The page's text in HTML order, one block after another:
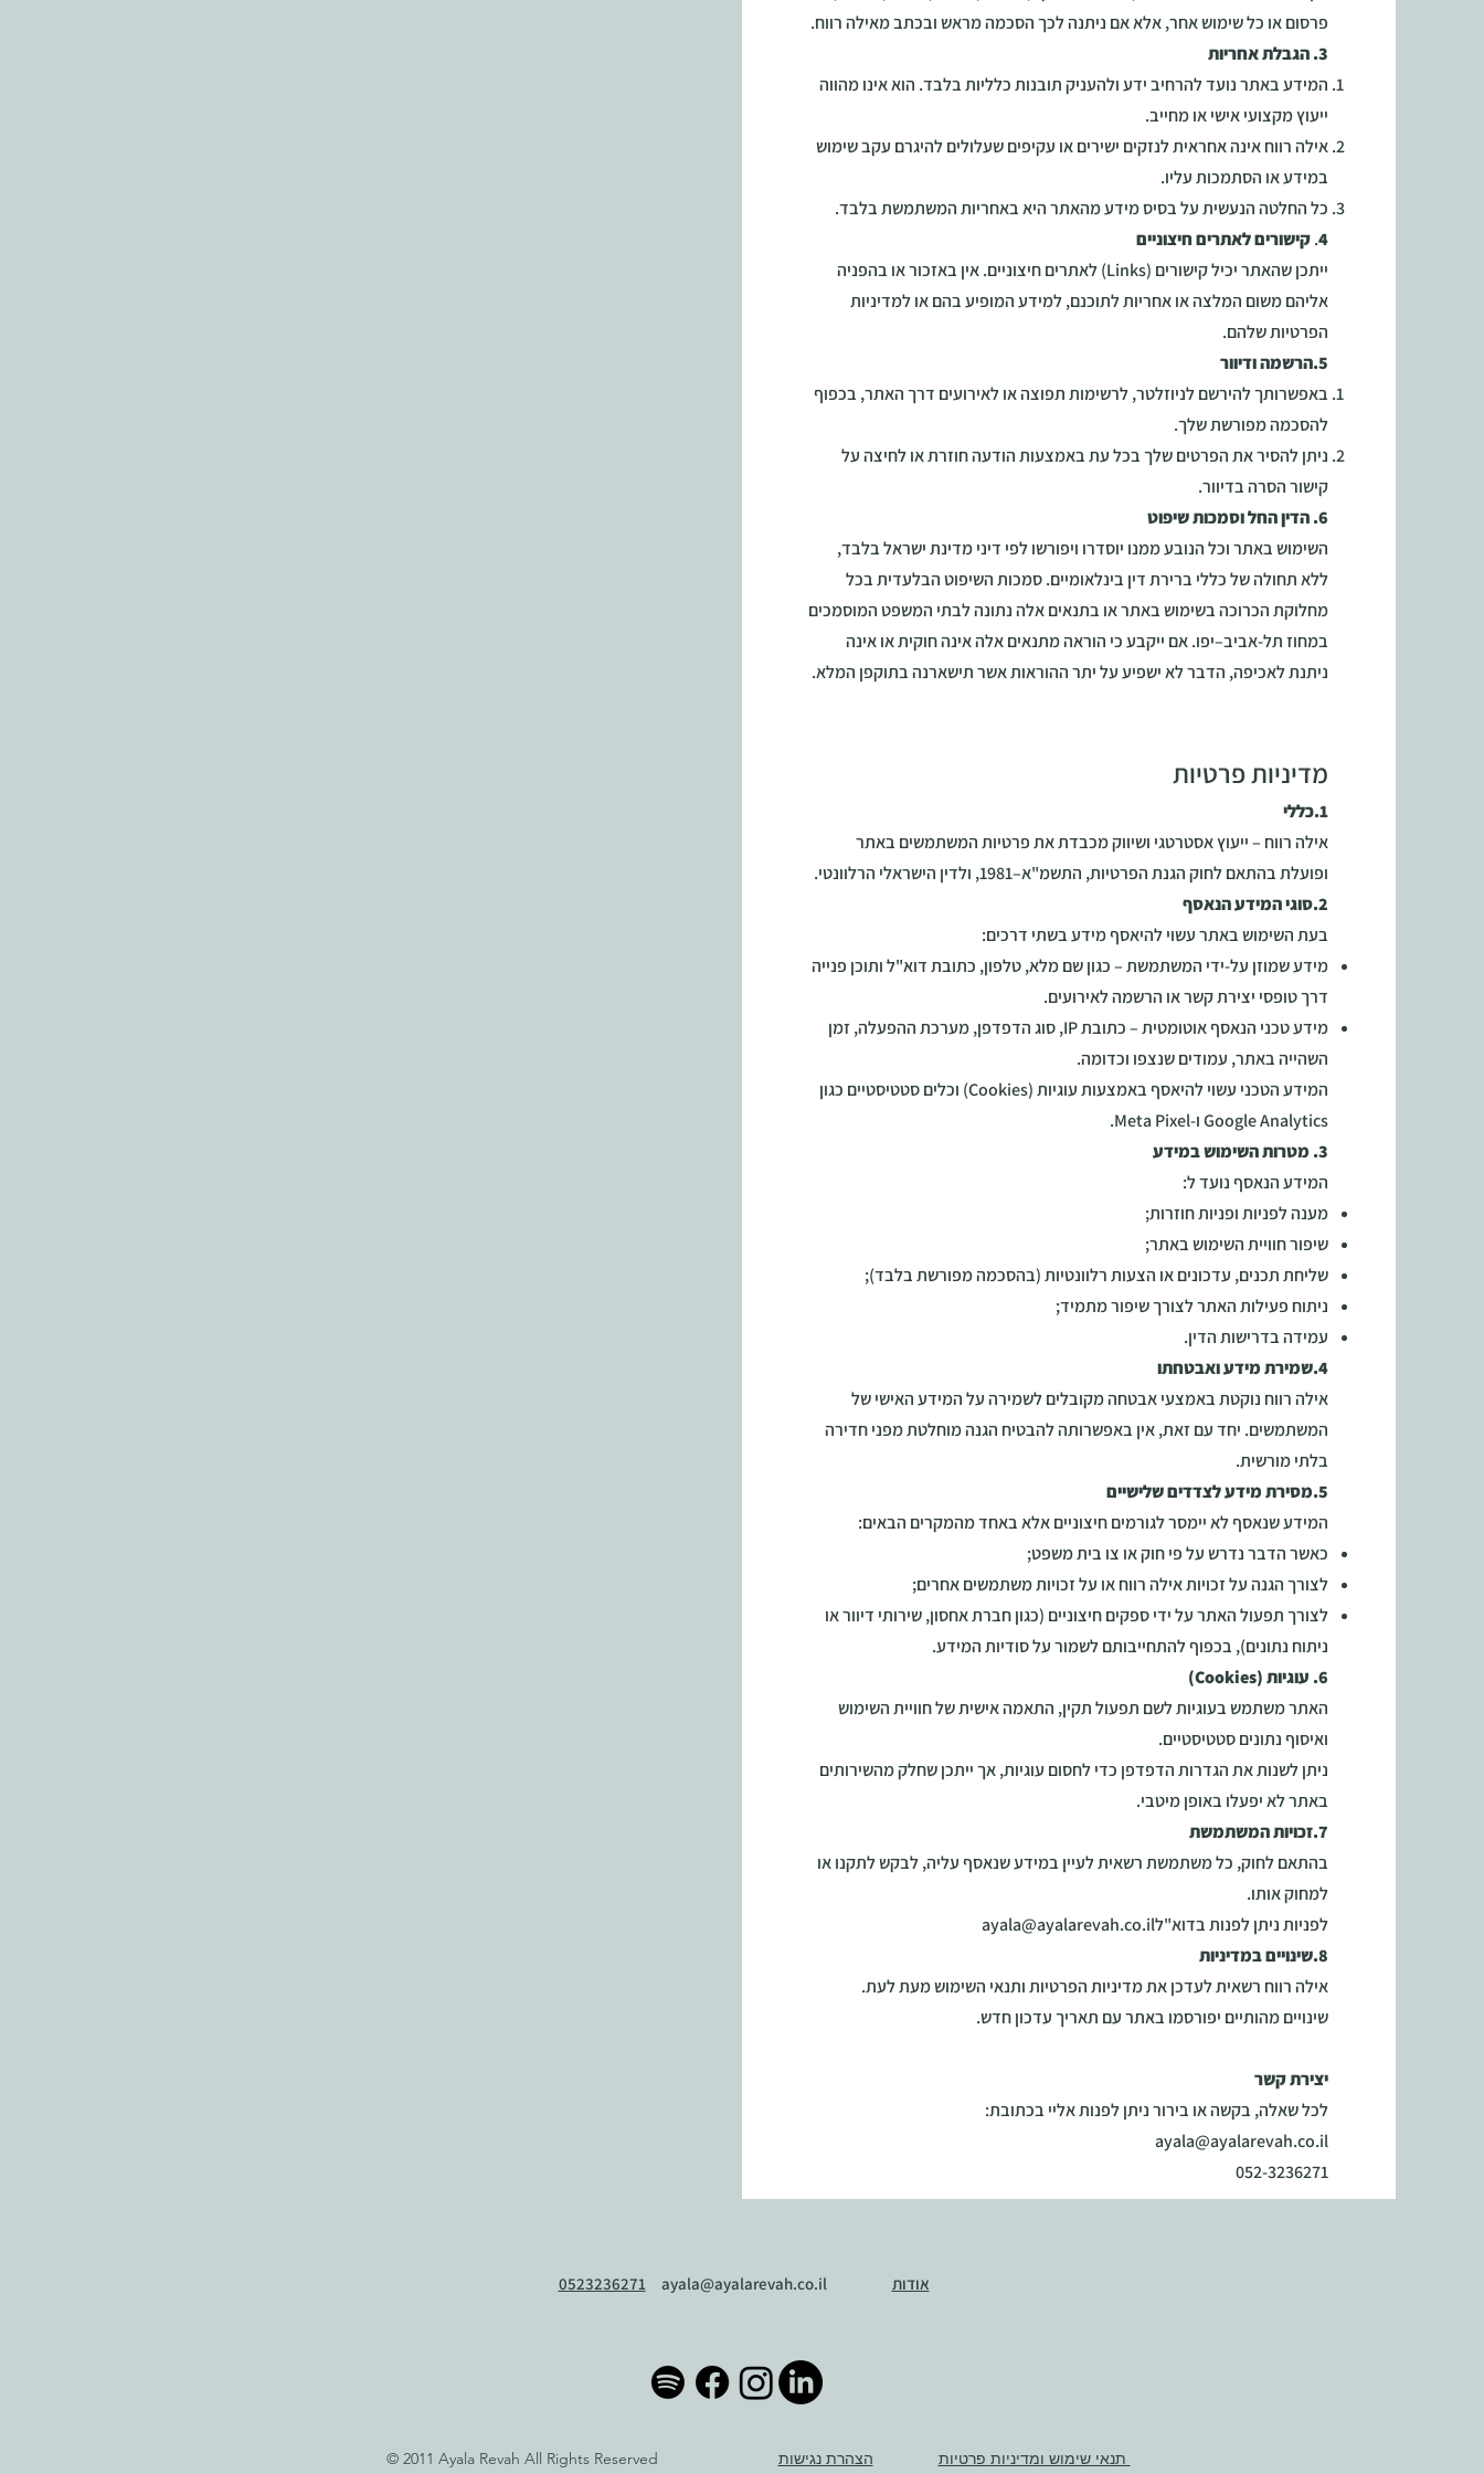
פרסום או כל שימוש אחר, אלא אם ניתנה לכך הסכמה מראש ובכתב מאילה רווח.
3. הגבלת אחריות
המידע באתר נועד להרחיב ידע ולהעניק תובנות כלליות בלבד. הוא אינו מהווה
ייעוץ מקצועי אישי או מחייב.
אילה רווח אינה אחראית לנזקים ישירים או עקיפים שעלולים להיגרם עקב שימוש
במידע או הסתמכות עליו.
כל החלטה הנעשית על בסיס מידע מהאתר היא באחריות המשתמשת בלבד.
4
.קישורים לאתרים חיצוניים
ייתכן שהאתר יכיל קישורים (Links) לאתרים חיצוניים. אין באזכור או בהפניה
אליהם משום המלצה או אחריות לתוכנם, למידע המופיע בהם או למדיניות
הפרטיות שלהם.
5.הרשמה ודיוור
באפשרותך להירשם לניוזלטר, לרשימות תפוצה או לאירועים דרך האתר, בכפוף
להסכמה מפורשת שלך.
ניתן להסיר את הפרטים שלך בכל עת באמצעות הודעה חוזרת או לחיצה על
קישור הסרה בדיוור.
6. הדין החל וסמכות שיפוט
השימוש באתר וכל הנובע ממנו יוסדרו ויפורשו לפי דיני מדינת ישראל בלבד,
ללא תחולה של כללי ברירת דין בינלאומיים. סמכות השיפוט הבלעדית בכל
מחלוקת הכרוכה בשימוש באתר או בתנאים אלה נתונה לבתי המשפט המוסמכים
במחוז תל-אביב–יפו. אם ייקבע כי הוראה מתנאים אלה אינה חוקית או אינה
ניתנת לאכיפה, הדבר לא ישפיע על יתר ההוראות אשר תישארנה בתוקפן המלא.
מדיניות פרטיות
1.כללי
אילה רווח – ייעוץ אסטרטגי ושיווק מכבדת את פרטיות המשתמשים באתר
ופועלת בהתאם לחוק הגנת הפרטיות, התשמ"א–1981, ולדין הישראלי הרלוונטי.
2.סוגי המידע הנאסף
בעת השימוש באתר עשוי להיאסף מידע בשתי דרכים:
מידע שמוזן על-ידי המשתמשת – כגון שם מלא, טלפון, כתובת דוא"ל ותוכן פנייה
דרך טופסי יצירת קשר או הרשמה לאירועים.
מידע טכני הנאסף אוטומטית – כתובת IP, סוג הדפדפן, מערכת ההפעלה, זמן
השהייה באתר, עמודים שנצפו וכדומה.
המידע הטכני עשוי להיאסף באמצעות עוגיות (Cookies) וכלים סטטיסטיים כגון
Google Analytics ו-Meta Pixel.
3. מטרות השימוש במידע
המידע הנאסף נועד ל:
מענה לפניות ופניות חוזרות;
שיפור חוויית השימוש באתר;
שליחת תכנים, עדכונים או הצעות רלוונטיות (בהסכמה מפורשת בלבד);
ניתוח פעילות האתר לצורך שיפור מתמיד;
עמידה בדרישות הדין.
4.שמירת מידע ואבטחתו
אילה רווח נוקטת באמצעי אבטחה מקובלים לשמירה על המידע האישי של
המשתמשים. יחד עם זאת, אין באפשרותה להבטיח הגנה מוחלטת מפני חדירה
בלתי מורשית.
5.מסירת מידע לצדדים שלישיים
המידע שנאסף לא יימסר לגורמים חיצוניים אלא באחד מהמקרים הבאים:
כאשר הדבר נדרש על פי חוק או צו בית משפט;
לצורך הגנה על זכויות אילה רווח או על זכויות משתמשים אחרים;
לצורך תפעול האתר על ידי ספקים חיצוניים (כגון חברת אחסון, שירותי דיוור או
ניתוח נתונים), בכפוף להתחייבותם לשמור על סודיות המידע.
6. עוגיות (Cookies)
האתר משתמש בעוגיות לשם תפעול תקין, התאמה אישית של חוויית השימוש
ואיסוף נתונים סטטיסטיים.
ניתן לשנות את הגדרות הדפדפן כדי לחסום עוגיות, אך ייתכן שחלק מהשירותים
באתר לא יפעלו באופן מיטבי.
7.זכויות המשתמשת
בהתאם לחוק, כל משתמשת רשאית לעיין במידע שנאסף עליה, לבקש לתקנו או
למחוק אותו.
לפניות ניתן לפנות בדוא"לayala@ayalarevah.co.il
8.שינויים במדיניות
אילה רווח רשאית לעדכן את מדיניות הפרטיות ותנאי השימוש מעת לעת.
שינויים מהותיים יפורסמו באתר עם תאריך עדכון חדש.
יצירת קשר
לכל שאלה, בקשה או בירור ניתן לפנות אליי בכתובת:
ayala@ayalarevah.co.il
052-3236271
0523236271 ayala@ayalarevah.co.il אודות
© 2011 Ayala Revah All Rights Reserved הצהרת נגישות